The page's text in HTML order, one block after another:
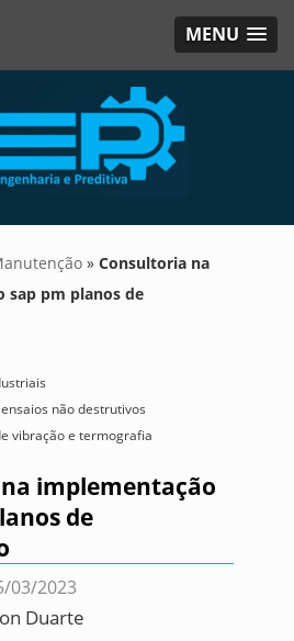
MENU
» Consultoria na
sap pm planos de
não destrutivos
vibração e termografia
implementação
de
03/2023
Duarte